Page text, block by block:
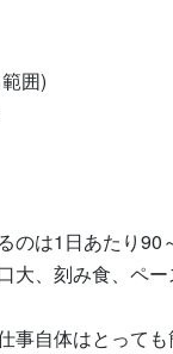
囲)
のは1日あたり90
大、刻み食、ペ
事自体はとって